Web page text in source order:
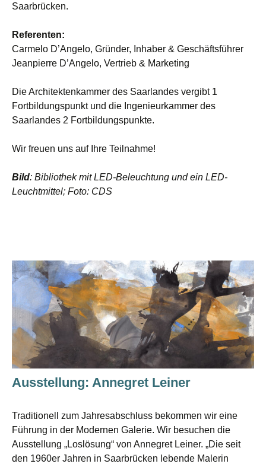
Saarbrücken.
Referenten:
Carmelo D’Angelo, Gründer, Inhaber & Geschäftsführer
Jeanpierre D’Angelo, Vertrieb & Marketing
Die Architektenkammer des Saarlandes vergibt 1
Fortbildungspunkt und die Ingenieurkammer des
Saarlandes 2 Fortbildungspunkte.
Wir freuen uns auf Ihre Teilnahme!
Bild: Bibliothek mit LED-Beleuchtung und ein LED-
Leuchtmittel; Foto: CDS
Ausstellung: Annegret Leiner
Traditionell zum Jahresabschluss bekommen wir eine
Führung in der Modernen Galerie. Wir besuchen die
Ausstellung „Loslösung“ von Annegret Leiner. „Die seit
den 1960er Jahren in Saarbrücken lebende Malerin